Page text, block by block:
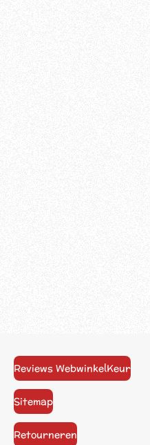
Reviews WebwinkelKeur
Sitemap
Retourneren